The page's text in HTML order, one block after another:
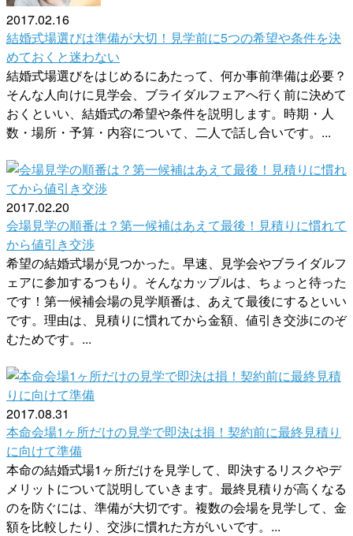
2017.02.16
結婚式場選びは準備が大切！見学前に5つの希望や条件を決
めておくと迷わない
結婚式場選びをはじめるにあたって、何か事前準備は必要？
そんな人向けに見学会、ブライダルフェアへ行く前に決めて
おくといい、結婚式の希望や条件を説明します。時期・人
数・場所・予算・内容について、二人で話し合いです。...
2017.02.20
会場見学の順番は？第一候補はあえて最後！見積りに慣れて
から値引き交渉
希望の結婚式場が見つかった。早速、見学会やブライダルフ
ェアに参加するつもり。そんなカップルは、ちょっと待った
です！第一候補会場の見学順番は、あえて最後にするといい
です。理由は、見積りに慣れてから金額、値引き交渉にのぞ
むためです。...
2017.08.31
本命会場1ヶ所だけの見学で即決は損！契約前に最終見積り
に向けて準備
本命の結婚式場1ヶ所だけを見学して、即決するリスクやデ
メリットについて説明していきます。最終見積りが高くなる
のを防ぐには、準備が大切です。複数の会場を見学して、金
額を比較したり、交渉に慣れた方がいいです。...